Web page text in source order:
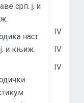
срп. ј. и
наст.
и књиж.
IV
IV
IV